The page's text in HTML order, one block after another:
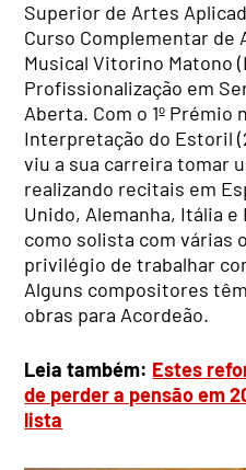
Superior de Artes
Curso Complementar
Musical Vitorino Matono
Profissionalização em
Aberta. Com o 1º Prémio
Interpretação do Estoril
viu a sua carreira tomar
realizando recitais em
Unido, Alemanha, Itália
como solista com várias
privilégio de trabalhar
Alguns compositores
obras para Acordeão.
Leia também: Estes
de perder a pensão em
lista